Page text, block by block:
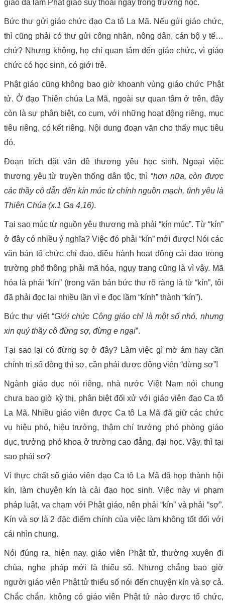
giáo đã làm Phật giáo suy thoái ngay trong trường học.
Bức thư gửi giáo chức đạo Ca tô La Mã. Nếu gửi giáo chức,
thì cũng phải có thư gửi công nhân, nông dân, cán bộ y tế…
chứ? Nhưng không, họ chỉ quan tâm đến giáo chức, vì giáo
chức có học sinh, có giới trẻ.
Phật giáo cũng không bao giờ khoanh vùng giáo chức Phật
tử. Ở đạo Thiên chúa La Mã, ngoài sự quan tâm ở trên, đây
còn là sự phân biệt, co cụm, với những hoạt động riêng, mục
tiêu riêng, có kết riêng. Nội dung đoạn văn cho thấy mục tiêu
đó.
Đoạn trích đặt vấn đề thương yêu học sinh. Ngoại việc
thương yêu từ truyền thống dân tộc, thì “hơn nữa, còn được
các thầy cô dẫn đến kín múc từ chính nguồn mạch, tình yêu là
Thiên Chúa (x.1 Ga 4,16).
Tại sao múc từ nguồn yêu thương mà phải “kín múc”. Từ “kín”
ở đây có nhiều ý nghĩa? Việc đó phải “kín” mới được! Nói các
văn bản tổ chức chỉ đạo, điều hành hoạt động cải đạo trong
trường phổ thông phải mã hóa, ngụy trang cũng là vì vậy. Mã
hóa là phải “kín” (trong văn bản bức thư rõ ràng là từ “kín”, tôi
đã phải đọc lại nhiều lần vì e đọc lầm “kính” thành “kín”).
Bức thư viết “Giới chức Công giáo chỉ là một số nhỏ, nhưng
xin quý thầy cô đừng sợ, đừng e ngại”.
Tại sao lại có đừng sợ ở đây? Làm việc gì mờ ám hay cần
chính trị số đông thì sợ, cần phải được động viên “đừng sợ”!
Ngành giáo dục nói riêng, nhà nước Việt Nam nói chung
chưa bao giờ kỳ thị, phân biệt đối xử với giáo viên đạo Ca tô
La Mã. Nhiều giáo viên được Ca tô La Mã đã giữ các chức
vụ hiệu phó, hiệu trưởng, thậm chí trưởng phó phòng giáo
dục, trưởng phó khoa ở trường cao đẳng, đại học. Vậy, thì tại
sao phải sợ?
Vì thực chất số giáo viên đạo Ca tô La Mã đã họp thành hội
kín, làm chuyện kín là cải đạo học sinh. Việc này vi phạm
pháp luật, va chạm với Phật giáo, nên phải “kín” và phải “sợ”.
Kín và sợ là 2 đặc điểm chính của việc làm không tốt đối với
cái nhìn chung.
Nói đúng ra, hiện nay, giáo viên Phật tử, thường xuyên đi
chùa, nghe pháp mới là thiểu số. Nhưng chẳng bao giờ
người giáo viên Phật tử thiểu số nói đến chuyện kín và sợ cả.
Chắc chắn, không có giáo viên Phật tử nào được tổ chức,